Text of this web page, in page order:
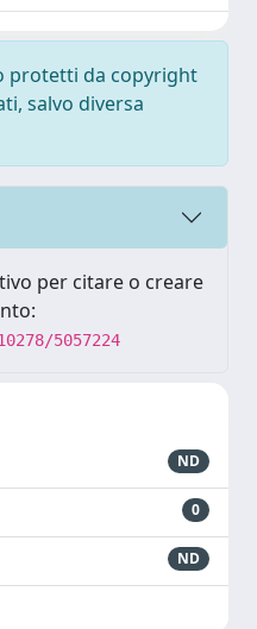
protetti da copyright
salvo diversa
per citare o creare
5057224
ND
0
ND